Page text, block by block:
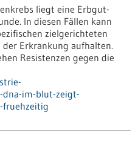
liegt eine Erbgut-
In diesen Fällen kann
zielgerichteten
Erkrankung aufhalten.
Resistenzen gegen die
im-blut-zeigt-
fruehzeitig